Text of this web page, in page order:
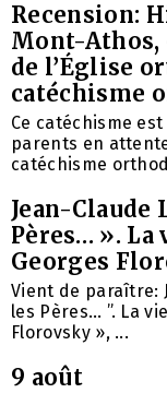
Recension:
Mont-
de l’Église
catéchisme
Ce catéchisme
parents en
catéchisme
Jean-Claude
Pères… ». La
Georges
Vient de paraître:
les Pères… ”. La
Florovsky », ...
9 août